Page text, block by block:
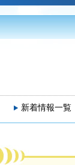
新着情報一覧